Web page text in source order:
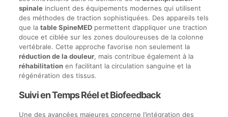
spinaleincluent des équipements modernes qui utilisent
des méthodes de traction sophistiquées. Des appareils tels
que la table SpineMEDpermettent d’appliquer une traction
douce et ciblée sur les zones douloureuses de la colonne
vertébrale. Cette approche favorise non seulement la
réduction de la douleur, mais contribue également à la
réhabilitationen facilitant la circulation sanguine et la
régénération des tissus.
Suivi en Temps Réel et Biofeedback
Une des avancées majeures concerne l’intégration des